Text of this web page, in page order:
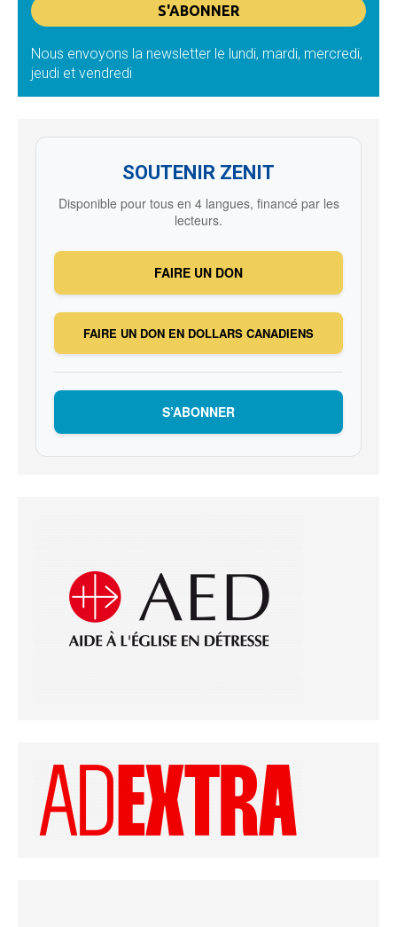
Nous envoyons la newsletter le lundi, mardi, mercredi,
jeudi et vendredi
SOUTENIR ZENIT
Disponible pour tous en 4 langues, financé par les
lecteurs.
FAIRE UN DON
FAIRE UN DON EN DOLLARS CANADIENS
S’ABONNER